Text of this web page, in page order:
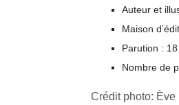
Auteur et
Maison
Parution :
Nombre de
Crédit photo: Ève